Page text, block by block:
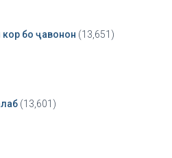
кор бо ҷавонон (13,651)
(13,601)